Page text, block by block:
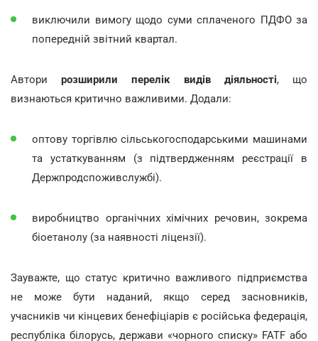
виключили вимогу щодо суми сплаченого ПДФО за
попередній звітний квартал.
Авторирозширили перелік видів діяльності, що
визнаються критично важливими. Додали:
оптову торгівлю сільськогосподарськими машинами
та устаткуванням (з підтвердженням реєстрації в
Держпродспоживслужбі).
виробництво органічних хімічних речовин, зокрема
біоетанолу (за наявності ліцензії).
Зауважте, що статус критично важливого підприємства
не може бути наданий, якщо серед засновників,
учасників чи кінцевих бенефіціарів є російська федерація,
республіка білорусь, держави «чорного списку» FATF або